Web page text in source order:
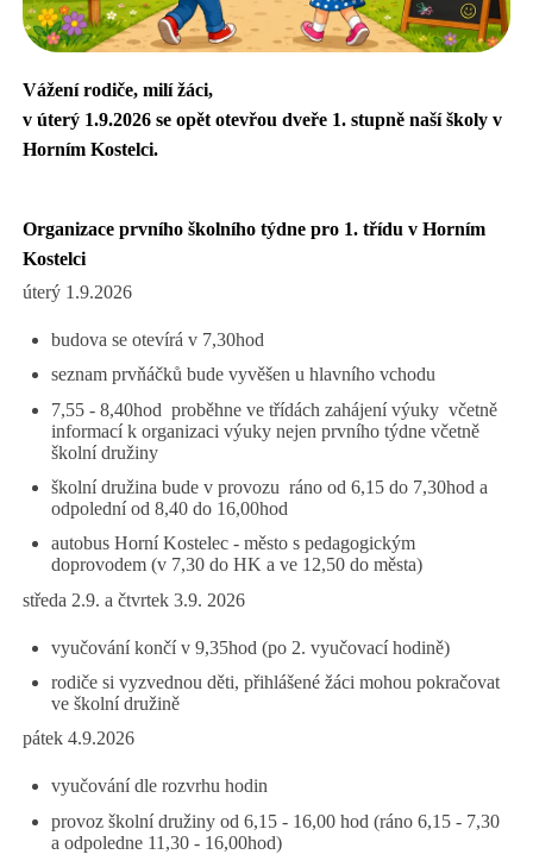
Vážení rodiče, milí žáci,
v úterý 1.9.2026 se opět otevřou dveře 1. stupně naší školy v
Horním Kostelci.
Organizace prvního školního týdne pro 1. třídu v Horním
Kostelci
úterý 1.9.2026
budova se otevírá v 7,30hod
seznam prvňáčků bude vyvěšen u hlavního vchodu
7,55 - 8,40hod proběhne ve třídách zahájení výuky včetně
informací k organizaci výuky nejen prvního týdne včetně
školní družiny
školní družina bude v provozu ráno od 6,15 do 7,30hod a
odpolední od 8,40 do 16,00hod
autobus Horní Kostelec - město s pedagogickým
doprovodem (v 7,30 do HK a ve 12,50 do města)
středa 2.9. a čtvrtek 3.9. 2026
vyučování končí v 9,35hod (po 2. vyučovací hodině)
rodiče si vyzvednou děti, přihlášené žáci mohou pokračovat
ve školní družině
pátek 4.9.2026
vyučování dle rozvrhu hodin
provoz školní družiny od 6,15 - 16,00 hod (ráno 6,15 - 7,30
a odpoledne 11,30 - 16,00hod)